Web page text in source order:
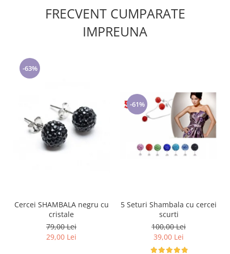
FRECVENT CUMPARATE
IMPREUNA
-63%
Cercei SHAMBALA negru cu
cristale
79,00 Lei
29,00 Lei
-61%
5 Seturi Shambala cu cercei
scurti
100,00 Lei
39,00 Lei